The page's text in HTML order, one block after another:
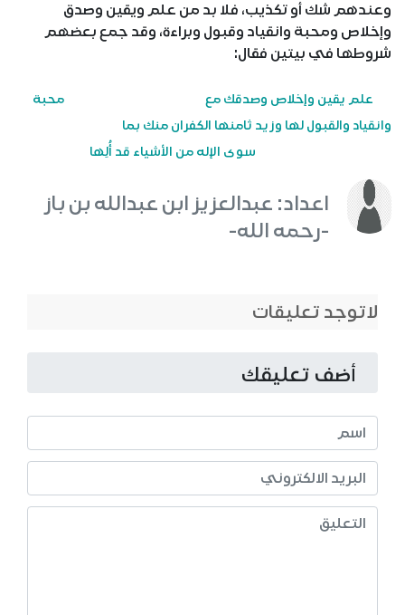
وعندهم شك أو تكذيب، فلا بد من علم ويقين وصدق
وإخلاص ومحبة وانقياد وقبول وبراءة، وقد جمع بعضهم
شروطها في بيتين فقال:
علم يقين وإخلاص وصدقك مع
محبة
وانقياد والقبول لها وزيد ثامنها الكفران منك بما
سوى الإله من الأشياء قد أُلِها
اعداد: عبدالعزيز ابن عبدالله بن باز
-رحمه الله-
لاتوجد تعليقات
أضف تعليقك